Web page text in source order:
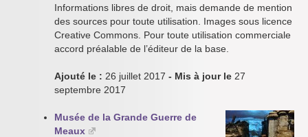
Informations libres de droit, mais demande de mention
des sources pour toute utilisation. Images sous licence
Creative Commons. Pour toute utilisation commerciale
accord préalable de l’éditeur de la base.
Ajouté le : 26 juillet 2017 - Mis à jour le 27
septembre 2017
Musée de la Grande Guerre de
Meaux